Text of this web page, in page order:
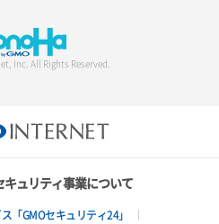
Inc. All Rights Reserved.
ュリティ事業について
「GMOセキュリティ24」